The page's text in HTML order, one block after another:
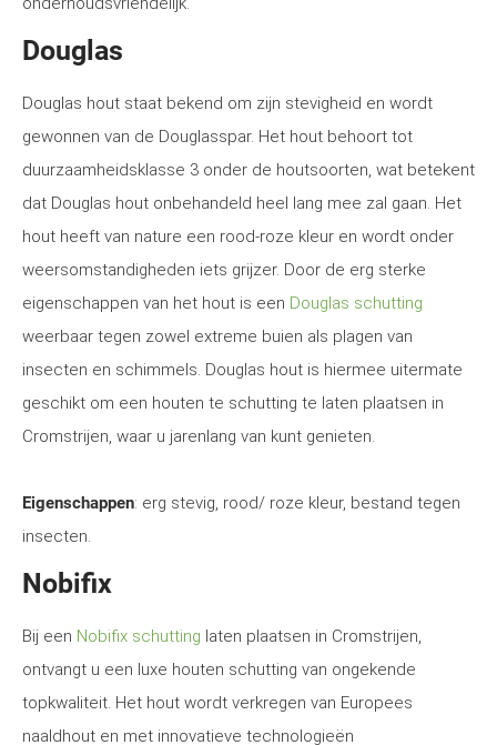
Douglas
Douglas hout staat bekend om zijn stevigheid en wordt
gewonnen van de Douglasspar. Het hout behoort tot
duurzaamheidsklasse 3 onder de houtsoorten, wat betekent
dat Douglas hout onbehandeld heel lang mee zal gaan. Het
hout heeft van nature een rood-roze kleur en wordt onder
weersomstandigheden iets grijzer. Door de erg sterke
eigenschappen van het hout is een Douglas schutting
weerbaar tegen zowel extreme buien als plagen van
insecten en schimmels. Douglas hout is hiermee uitermate
geschikt om een houten te schutting te laten plaatsen in
Cromstrijen, waar u jarenlang van kunt genieten.
Eigenschappen: erg stevig, rood/ roze kleur, bestand tegen
insecten.
Nobifix
Bij een Nobifix schutting laten plaatsen in Cromstrijen,
ontvangt u een luxe houten schutting van ongekende
topkwaliteit. Het hout wordt verkregen van Europees
naaldhout en met innovatieve technologieën